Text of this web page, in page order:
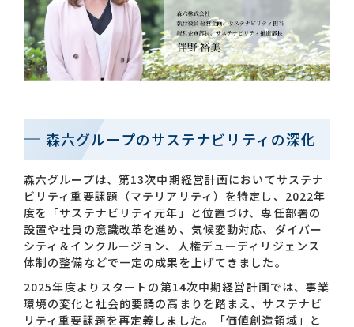
お問い合わせ一覧
おすすめキーワード
#会社概要
#森六って何？
#グローバルネットワーク
#ダイバーシティ＆インクルージョン
#統合報告書
森六グループのサステナビリティの深化
森六グループは、第13次中期経営計画においてサステナ
ビリティ重要課題（マテリアリティ）を特定し、2022年
度を「サステナビリティ元年」と位置づけ、専任部署の
設置や社員の意識改革を進め、気候変動対応、ダイバー
シティ＆インクルージョン、人権デューディリジェンス
体制の整備などで一定の成果を上げてきました。
2025年度よりスタートの第14次中期経営計画では、事業
環境の変化と社会的要請の高まりを踏まえ、サステナビ
リティ重要課題を再定義しました。「価値創造領域」と